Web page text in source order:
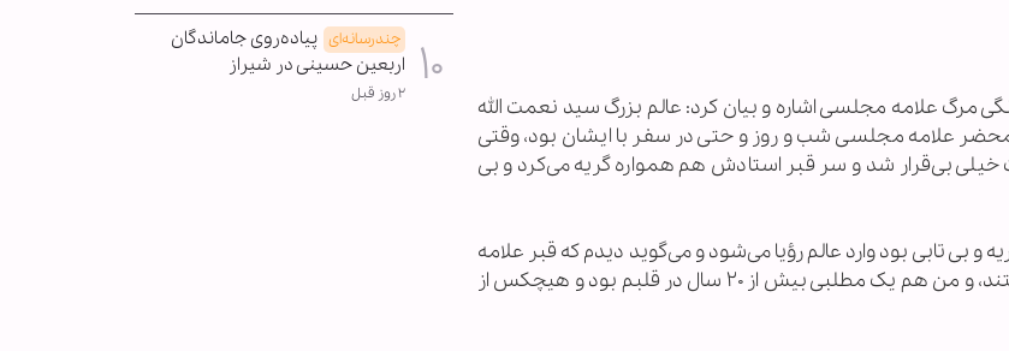
مرگ علامه مجلسی اشاره و بیان کرد: عالم بزرگ سید نعمت الله
علامه مجلسی شب و روز و حتی در سفر با ایشان بود، وقتی
خیلی بی‌قرار شد و سر قبر استادش هم همواره گریه می‌کرد و بی
و بی تابی بود وارد عالم رؤیا می‌شود و می‌گوید دیدم که قبر علامه
مجلسی باز شد و استاد از قبر بیرون آمدند و کنار قبر نشستند، و من هم یک مطلبی بیش از ۲۰ سال در قلبم بود و هیچکس از
چندرسانه‌ای پیاده‌روی جاماندگان
اربعین حسینی در شیراز
۲ روز قبل